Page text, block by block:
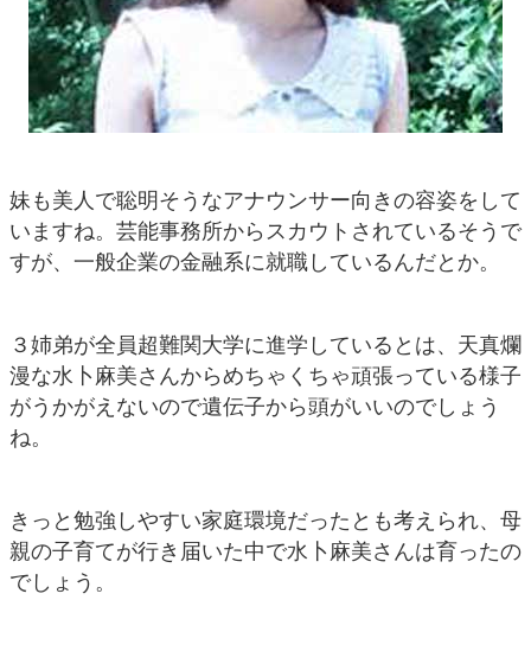
妹も美人で聡明そうなアナウンサー向きの容姿をして
いますね。芸能事務所からスカウトされているそうで
すが、一般企業の金融系に就職しているんだとか。
３姉弟が全員超難関大学に進学しているとは、天真爛
漫な水卜麻美さんからめちゃくちゃ頑張っている様子
がうかがえないので遺伝子から頭がいいのでしょう
ね。
きっと勉強しやすい家庭環境だったとも考えられ、母
親の子育てが行き届いた中で水卜麻美さんは育ったの
でしょう。